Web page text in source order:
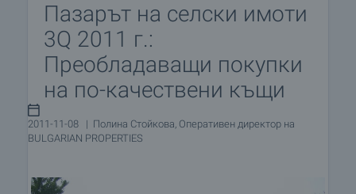
Пазарът на селски имоти
3Q 2011 г.:
Преобладаващи покупки
на по-качествени къщи
2011-11-08 | Полина Стойкова, Оперативен директор на
BULGARIAN PROPERTIES